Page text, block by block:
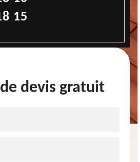
15
devis gratuit